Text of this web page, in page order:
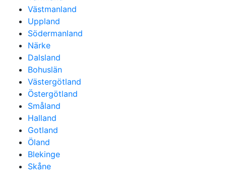
Västmanland
Uppland
Södermanland
Närke
Dalsland
Bohuslän
Västergötland
Östergötland
Småland
Halland
Gotland
Öland
Blekinge
Skåne